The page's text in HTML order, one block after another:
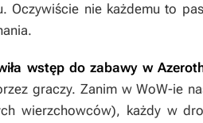
Oczywiście nie każdemu to
wstęp do zabawy w
graczy. Zanim wWoW-ie
wierzchowców), każdy w